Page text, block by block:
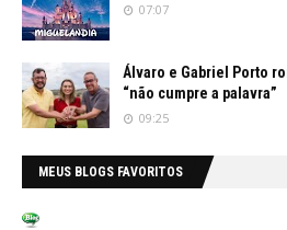
07:07
Álvaro e Gabriel Porto
“não cumpre a palavra”
09:25
MEUS BLOGS FAVORITOS